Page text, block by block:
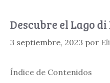
Descubre el Lago
3 septiembre, 2023 por
Índice de Contenidos